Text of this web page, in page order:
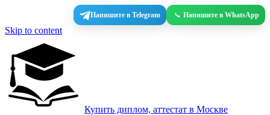
Напишите в Telegram Напишите в WhatsApp
Skip to content
Купить диплом, аттестат в Москве